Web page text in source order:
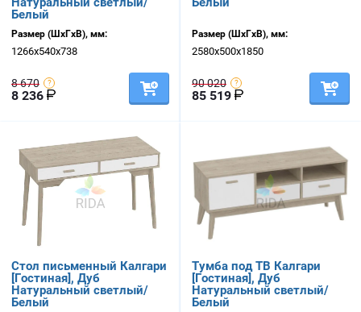
Белый
Размер (ШхГхВ), мм:
1266х540х738
8 670
8 236
Размер (ШхГхВ), мм:
2580х500х1850
90 020
85 519
Стол письменный Калгари
[Гостиная], Дуб
Натуральный светлый/
Белый
Тумба под ТВ Калгари
[Гостиная], Дуб
Натуральный светлый/
Белый